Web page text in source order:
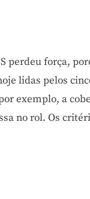
perdeu força,
lidas pelos
exemplo, a
no rol. Os